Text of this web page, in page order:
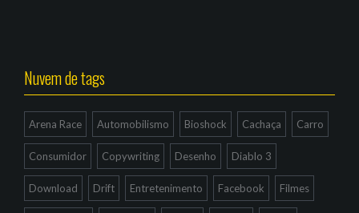
Nuvem de tags
Arena Race Automobilismo Bioshock Cachaça Carro
Consumidor Copywriting Desenho Diablo 3
Download Drift Entretenimento Facebook Filmes